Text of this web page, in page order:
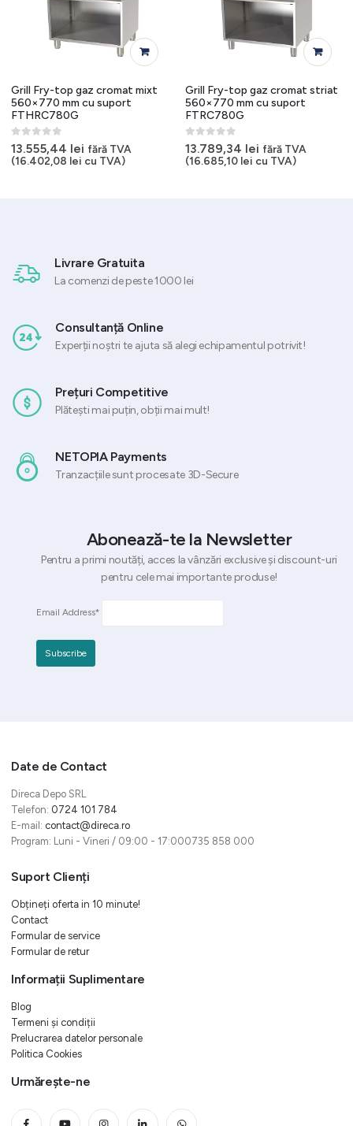
Grill Fry-top gaz cromat mixt
560×770 mm cu suport
FTHRC780G
0out of 5
13.555,44 lei fără TVA
(16.402,08 lei cu TVA)
Grill Fry-top gaz cromat striat
560×770 mm cu suport
FTRC780G
0out of 5
13.789,34 lei fără TVA
(16.685,10 lei cu TVA)
Livrare Gratuita
La comenzi de peste 1000 lei
Consultanță Online
Experții noștri te ajuta să alegi echipamentul potrivit!
Prețuri Competitive
Plătești mai puțin, obții mai mult!
NETOPIA Payments
Tranzacțiile sunt procesate 3D-Secure
Abonează-te la Newsletter
Pentru a primi noutăți, acces la vânzări exclusive și discount-uri
pentru cele mai importante produse!
Email Address*
Date de Contact
Direca Depo SRL
Telefon: 0724 101 784
E-mail: contact@direca.ro
Program: Luni - Vineri / 09:00 - 17:000735 858 000
Suport Clienți
Obțineți oferta in 10 minute!
Contact
Formular de service
Formular de retur
Informații Suplimentare
Blog
Termeni și condiții
Prelucrarea datelor personale
Politica Cookies
Urmărește-ne